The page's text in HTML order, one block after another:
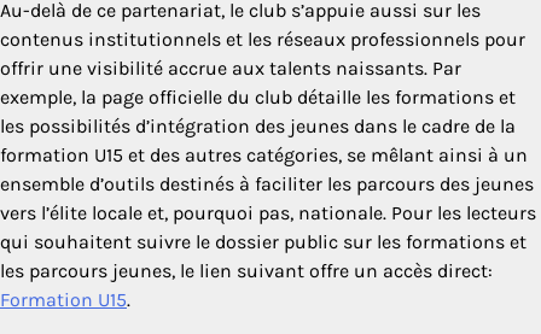
Au-delà de ce partenariat, le club s’appuie aussi sur les
contenus institutionnels et les réseaux professionnels pour
offrir une visibilité accrue aux talents naissants. Par
exemple, la page officielle du club détaille les formations et
les possibilités d’intégration des jeunes dans le cadre de la
formation U15 et des autres catégories, se mêlant ainsi à un
ensemble d’outils destinés à faciliter les parcours des jeunes
vers l’élite locale et, pourquoi pas, nationale. Pour les lecteurs
qui souhaitent suivre le dossier public sur les formations et
les parcours jeunes, le lien suivant offre un accès direct:
Formation U15.